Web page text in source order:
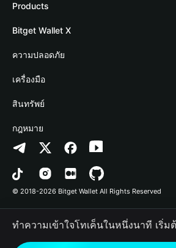
เกี่ยวกับ Bitget Wallet
Blog
Academy
ข่าวสารด้านคริปโต
ศูนย์ช่วยเหลือ
ติดต่อเรา
ทรัพยากรข้อมูลของแบรนด์
อาชีพ
Products
Crypto Card
Stablecoin Earn
Payfi Crypto
Crypto Swap API
Altcoin Season Index
Prediction Markets
DApp
RWA
Bitget Wallet X
นักพัฒนา
เชื่อมต่อ Wallet
Bitget Wallet Pay
ลิสต์โปรเจกต์
ความปลอดภัย
Protection Fund
เทคโนโลยีความปลอดภัย
เครื่องมือ
ซื้อคริปโต
การตรวจจับการอนุญาต
การตรวจจับสัญญา
การโอนเป็นชุด
สินทรัพย์
Arbitrum
Avalanche
Bitcoin
Polygon
กฎหมาย
นโยบายความเป็นส่วนตัว
ข้อตกลงในการใช้บริการ
© 2018-2026 Bitget Wallet All Rights Reserved
ทำความเข้าใจโทเค็นในหนึ่งนาที เริ่ม